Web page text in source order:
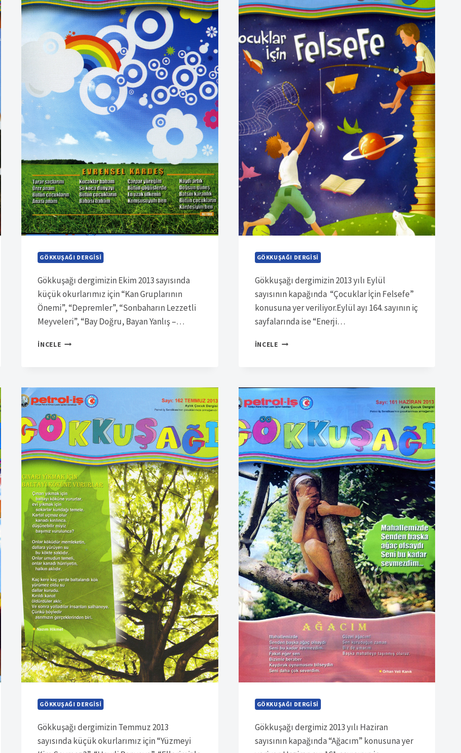
GÖKKUŞAĞI DERGISI
Gökkuşağı dergimizin Ekim 2013 sayısında
küçük okurlarımız için “Kan Gruplarının
Önemi”, “Depremler”, “Sonbaharın Lezzetli
Meyveleri”, “Bay Doğru, Bayan Yanlış –…
İNCELESÜRELI
GÖKKUŞAĞI DERGISI
Gökkuşağı dergimizin 2013 yılı Eylül
sayısının kapağında “Çocuklar İçin Felsefe”
konusuna yer veriliyor.Eylül ayı 164. sayının iç
sayfalarında ise “Enerji…
İNCELESÜRELI
GÖKKUŞAĞI DERGISI
Gökkuşağı dergimizin Temmuz 2013
sayısında küçük okurlarımız için “Yüzmeyi
GÖKKUŞAĞI DERGISI
Gökkuşağı dergimiz 2013 yılı Haziran
sayısının kapağında “Ağacım” konusuna yer